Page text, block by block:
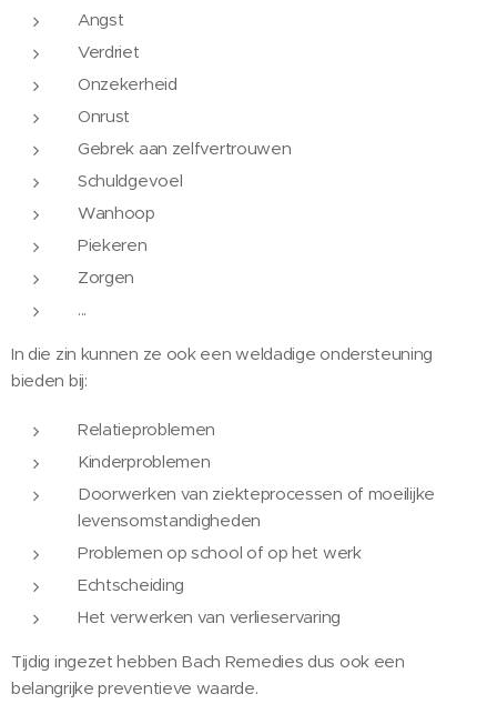
Angst
Verdriet
Onzekerheid
Onrust
Gebrek aan zelfvertrouwen
Schuldgevoel
Wanhoop
Piekeren
Zorgen
...
In die zin kunnen ze ook een weldadige ondersteuning
bieden bij:
Relatieproblemen
Kinderproblemen
Doorwerken van ziekteprocessen of moeilijke
levensomstandigheden
Problemen op school of op het werk
Echtscheiding
Het verwerken van verlieservaring
Tijdig ingezet hebben Bach Remedies dus ook een
belangrijke preventieve waarde.